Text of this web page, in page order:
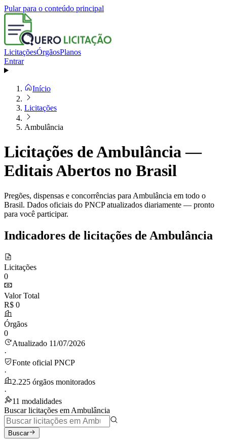
Pular para o conteúdo principal
LicitaçõesÓrgãosPlanos
Entrar
Início
Licitações
Ambulância
Licitações de Ambulância —
Editais Abertos no Brasil
Pregões, dispensas e concorrências para Ambulância em todo o
Brasil. Dados oficiais do PNCP atualizados diariamente — pronto
para você participar.
Indicadores de licitações de Ambulância
Licitações
0
Valor Total
R$ 0
Órgãos
0
Atualizado 11/07/2026
·
Fonte oficial PNCP
·
2.225 órgãos monitorados
·
11 modalidades
Buscar licitações em Ambulância
Buscar